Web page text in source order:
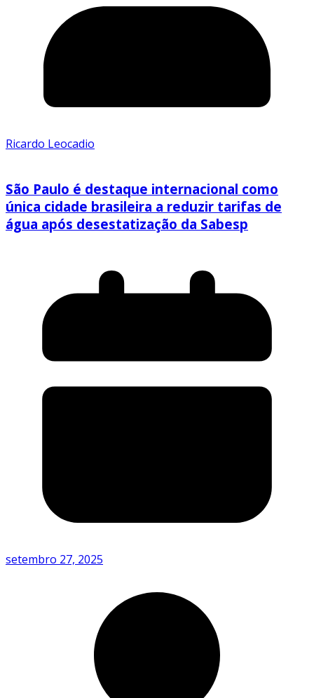
Ricardo Leocadio
São Paulo é destaque internacional como
única cidade brasileira a reduzir tarifas de
água após desestatização da Sabesp
setembro 27, 2025